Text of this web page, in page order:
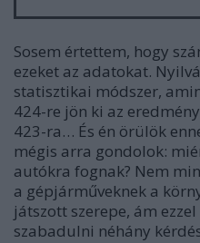
Sosem értettem, hogy
ezeket az adatokat.
statisztikai módszer,
424-re jön ki az
423-ra… És én örülök
mégis arra gondolok:
autókra fognak? Nem
a gépjárműveknek a
játszott szerepe, ám
szabadulni néhány